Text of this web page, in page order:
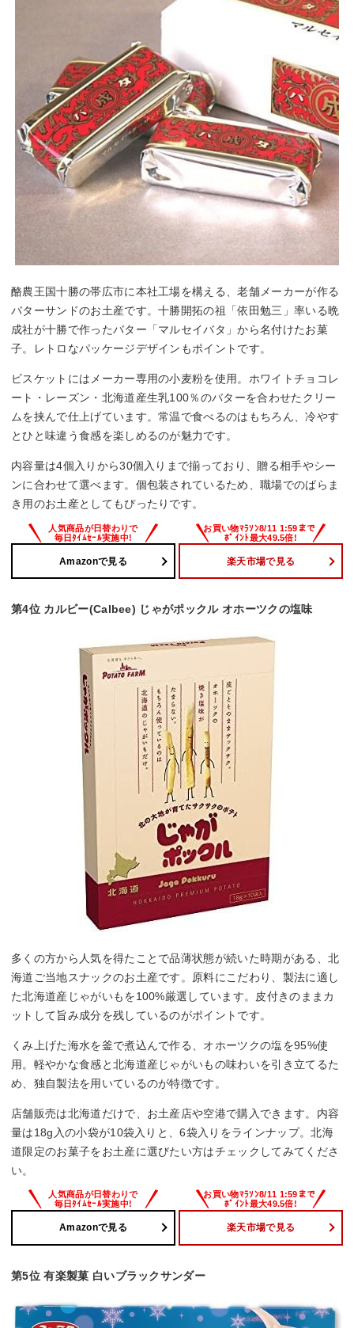
酪農王国十勝の帯広市に本社工場を構える、老舗メーカーが作る
バターサンドのお土産です。十勝開拓の祖「依田勉三」率いる晩
成社が十勝で作ったバター「マルセイバタ」から名付けたお菓
子。レトロなパッケージデザインもポイントです。
ビスケットにはメーカー専用の小麦粉を使用。ホワイトチョコレ
ート・レーズン・北海道産生乳100％のバターを合わせたクリー
ムを挟んで仕上げています。常温で食べるのはもちろん、冷やす
とひと味違う食感を楽しめるのが魅力です。
内容量は4個入りから30個入りまで揃っており、贈る相手やシー
ンに合わせて選べます。個包装されているため、職場でのばらま
き用のお土産としてもぴったりです。
Amazonで見る 楽天市場で見る
第4位 カルビー(Calbee) じゃがポックル オホーツクの塩味
多くの方から人気を得たことで品薄状態が続いた時期がある、北
海道ご当地スナックのお土産です。原料にこだわり、製法に適し
た北海道産じゃがいもを100%厳選しています。皮付きのままカ
ットして旨み成分を残しているのがポイントです。
くみ上げた海水を釜で煮込んで作る、オホーツクの塩を95%使
用。軽やかな食感と北海道産じゃがいもの味わいを引き立てるた
め、独自製法を用いているのが特徴です。
店舗販売は北海道だけで、お土産店や空港で購入できます。内容
量は18g入の小袋が10袋入りと、6袋入りをラインナップ。北海
道限定のお菓子をお土産に選びたい方はチェックしてみてくださ
い。
Amazonで見る 楽天市場で見る
第5位 有楽製菓 白いブラックサンダー